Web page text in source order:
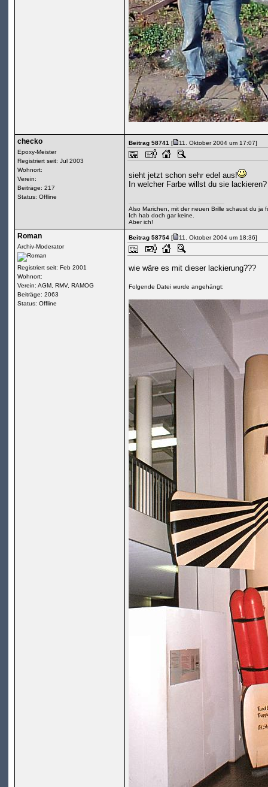
checko
Epoxy-Meister
Registriert seit: Jul 2003
Wohnort:
Verein:
Beiträge: 217
Status: Offline
Beitrag 58741[ 11. Oktober 2004 um 17:07]
sieht jetzt schon sehr edel aus!
In welcher Farbe willst du sie lackieren?
Also Marichen, mit der neuen Brille schaust du ja
Ich hab doch gar keine.
Aber ich!
Roman
Archiv-Moderator
Registriert seit: Feb 2001
Wohnort:
Verein: AGM, RMV, RAMOG
Beiträge: 2063
Status: Offline
Beitrag 58754[ 11. Oktober 2004 um 18:36]
wie wäre es mit dieser lackierung???
Folgende Datei wurde angehängt: